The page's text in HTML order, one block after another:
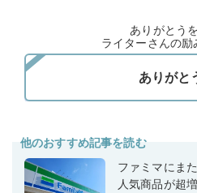
ありがとう
ライターさんの励
他のおすすめ記事を読む
ファミマにま
人気商品が超